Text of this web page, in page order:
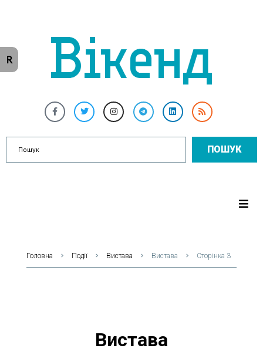
ПОШУК
Головна Події Вистава Вистава Сторінка 3
Вистава
R